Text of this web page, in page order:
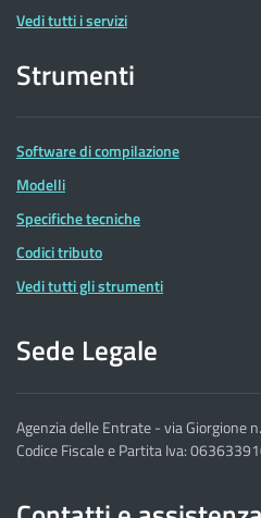
Vedi tutti i servizi
Strumenti
Software di compilazione
Modelli
Specifiche tecniche
Codici tributo
Vedi tutti gli strumenti
Sede Legale
Agenzia delle Entrate - via Giorgione
Codice Fiscale e Partita Iva: